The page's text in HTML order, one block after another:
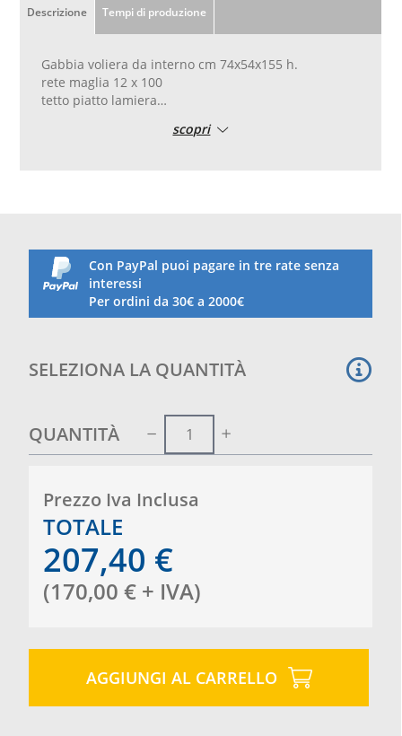
Descrizione Tempi di produzione
Gabbia voliera da interno cm 74x54x155 h.
rete maglia 12 x 100
tetto piatto lamiera
con 1 portina rete cm. 10x10 su un fianco
scopri
Con PayPal puoi pagare in tre rate senza
interessi
Per ordini da 30€ a 2000€
SELEZIONA LA QUANTITÀ
QUANTITÀ
Prezzo Iva Inclusa
TOTALE
207,40 €
(170,00 € + IVA)
AGGIUNGI AL CARRELLO